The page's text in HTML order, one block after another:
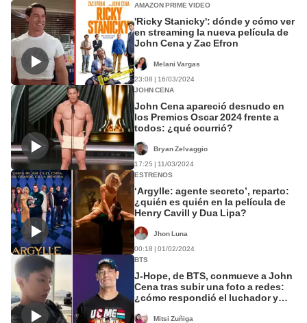
AMAZON PRIME VIDEO
'Ricky Stanicky': dónde y cómo ver
en streaming la nueva película de
John Cena y Zac Efron
Melani Vargas
23:08 | 16/03/2024
JOHN CENA
John Cena apareció desnudo en
los Premios Oscar 2024 frente a
todos: ¿qué ocurrió?
Bryan Zelvaggio
17:25 | 11/03/2024
ESTRENOS
‘Argylle: agente secreto’, reparto:
¿quién es quién en la película de
Henry Cavill y Dua Lipa?
Jhon Luna
00:18 | 01/02/2024
BTS
J-Hope, de BTS, conmueve a John
Cena tras subir una foto a redes:
¿cómo respondió el luchador y
Mitsi Zuñiga